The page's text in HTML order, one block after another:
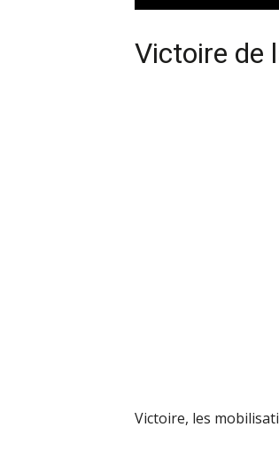
Victoire de
Victoire, les